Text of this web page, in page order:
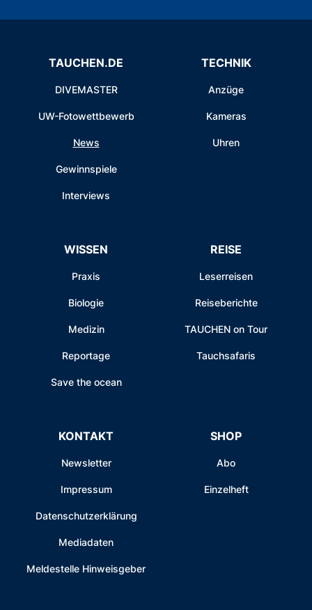
TAUCHEN.DE
DIVEMASTER
UW-Fotowettbewerb
News
Gewinnspiele
Interviews
TECHNIK
Anzüge
Kameras
Uhren
WISSEN
Praxis
Biologie
Medizin
Reportage
Save the ocean
REISE
Leserreisen
Reiseberichte
TAUCHEN on Tour
Tauchsafaris
KONTAKT
Newsletter
Impressum
Datenschutzerklärung
Mediadaten
Meldestelle Hinweisgeber
SHOP
Abo
Einzelheft